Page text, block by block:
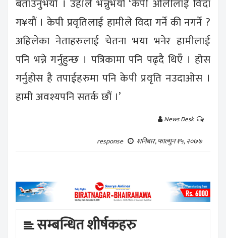
बताउनुभयो । उहाँले भन्नुभयो ‘केपी ओलीलाई विदा
ग¥यौं । केपी प्रवृतिलाई हामीले विदा गर्ने की नगर्ने ?
अहिलेका नेताहरुलाई चेतना भया भनेर हामीलाई
पनि भन्ने गर्नुहुन्छ । पत्रिकामा पनि पढ्दै थिएँ । होस
गर्नुहोस है तपाईहरुमा पनि केपी प्रवृति नउदाओस ।
हामी अवश्यपनि सतर्क छौं ।’
News Desk
response
शनिबार, फाल्गुन १५, २०७७
सम्बन्धित शीर्षकहरु